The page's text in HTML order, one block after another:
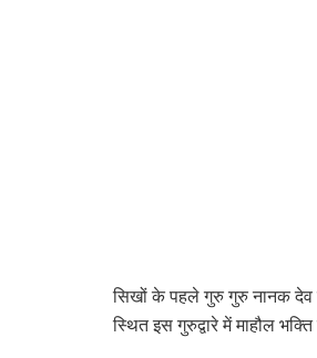
सिखों के पहले गुरु गुरु नानक देव
स्थित इस गुरुद्वारे में माहौल